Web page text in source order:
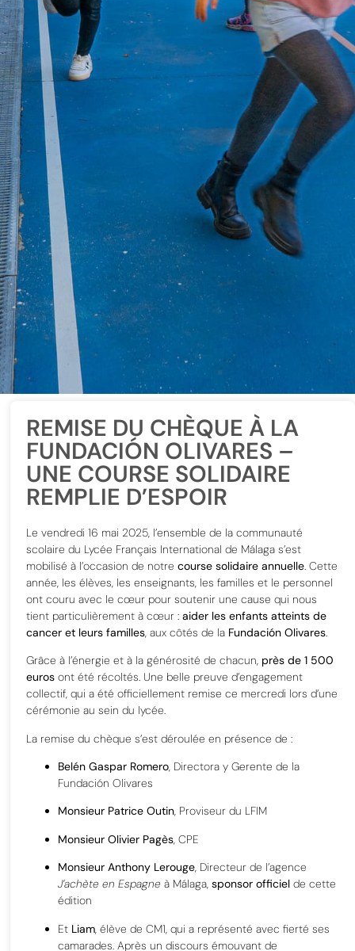
REMISE DU CHÈQUE À LA
FUNDACIÓN OLIVARES –
UNE COURSE SOLIDAIRE
REMPLIE D’ESPOIR
Le vendredi 16 mai 2025, l’ensemble de la communauté
scolaire du Lycée Français International de Málaga s’est
mobilisé à l’occasion de notrecourse solidaire annuelle. Cette
année, les élèves, les enseignants, les familles et le personnel
ont couru avec le cœur pour soutenir une cause qui nous
tient particulièrement à cœur :aider les enfants atteints de
cancer et leurs familles, aux côtés de la Fundación Olivares.
Grâce à l’énergie et à la générosité de chacun, près de 1 500
euros ont été récoltés. Une belle preuve d’engagement
collectif, qui a été officiellement remise ce mercredi lors d’une
cérémonie au sein du lycée.
La remise du chèque s’est déroulée en présence de :
Belén Gaspar Romero, Directora y Gerente de la
Fundación Olivares
Monsieur Patrice Outin, Proviseur du LFIM
Monsieur Olivier Pagès, CPE
Monsieur Anthony Lerouge, Directeur de l’agence
J’achète en Espagne à Málaga,sponsor officiel de cette
édition
Et Liam , élève de CM1, qui a représenté avec fierté ses
camarades. Après un discours émouvant de